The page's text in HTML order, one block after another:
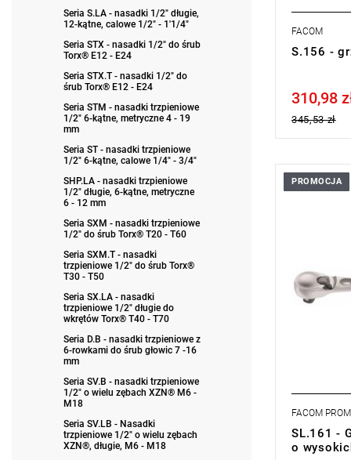
Seria S.LA - nasadki 1/2" długie,
12-kątne, calowe 1/2" - 1'1/4"
Seria STX - nasadki 1/2" do śrub
Torx® E12 - E24
Seria STX.T - nasadki 1/2" do
śrub Torx® E12 - E24
Seria STM - nasadki trzpieniowe
1/2" 6-kątne, metryczne 4 - 19
mm
Seria ST - nasadki trzpieniowe
1/2" 6-kątne, calowe 1/4" - 3/4"
SHP.LA - nasadki trzpieniowe
1/2" długie, 6-kątne, metryczne
6 - 12 mm
Seria SXM - nasadki trzpieniowe
1/2" do śrub Torx® T20 - T60
Seria SXM.T - nasadki
trzpieniowe 1/2" do śrub Torx®
T30 - T50
Seria SX.LA - nasadki
trzpieniowe 1/2" długie do
wkrętów Torx® T40 - T70
Seria D.B - nasadki trzpieniowe z
6-rowkami do śrub głowic 7 -16
mm
Seria SV.B - nasadki trzpieniowe
1/2" o wielu zębach XZN® M6 -
M18
Seria SV.LB - Nasadki
trzpieniowe 1/2" o wielu zębach
XZN®, długie, M6 - M18
FACOM
S.156 -
Price tax
310,98
345,53 zł
Mechanizm
PROMOCJA
FACOM
SL.161 -
o